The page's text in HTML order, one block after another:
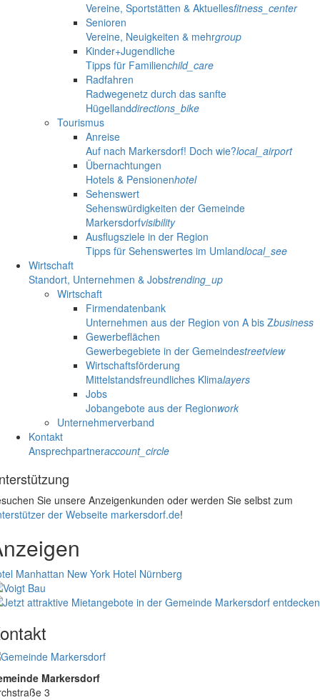
Vereine, Sportstätten & Aktuellesfitness_center
Senioren
Vereine, Neuigkeiten & mehrgroup
Kinder+Jugendliche
Tipps für Familienchild_care
Radfahren
Radwegenetz durch das sanfte
Hügellanddirections_bike
Tourismus
Anreise
Auf nach Markersdorf! Doch wie?local_airport
Übernachtungen
Hotels & Pensionenhotel
Sehenswert
Sehenswürdigkeiten der Gemeinde
Markersdorfvisibility
Ausflugsziele in der Region
Tipps für Sehenswertes im Umlandlocal_see
Wirtschaft
Standort, Unternehmen & Jobstrending_up
Wirtschaft
Firmendatenbank
Unternehmen aus der Region von A bis Zbusiness
Gewerbeflächen
Gewerbegebiete in der Gemeindestreetview
Wirtschaftsförderung
Mittelstandsfreundliches Klimalayers
Jobs
Jobangebote aus der Regionwork
Unternehmerverband
Kontakt
Ansprechpartneraccount_circle
Sie unsere Anzeigenkunden oder werden Sie selbst zum
der Webseite markersdorf.de!
Manhattan New York Hotel Nürnberg
Markersdorf
3